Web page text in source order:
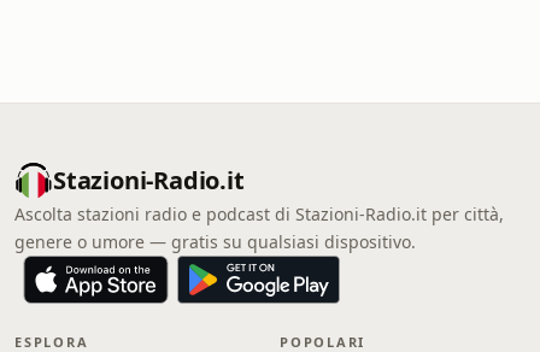
Stazioni-Radio.it
Ascolta stazioni radio e podcast di Stazioni-Radio.it per città,
genere o umore — gratis su qualsiasi dispositivo.
ESPLORA POPOLARI